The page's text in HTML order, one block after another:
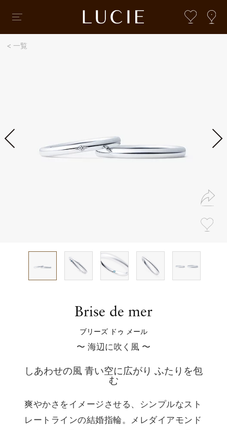
一覧
Brise de mer
ブリーズ ドゥ メール
〜 海辺に吹く風 〜
しあわせの風 青い空に広がり ふたりを包
む
爽やかさをイメージさせる、シンプルなスト
レートラインの結婚指輪。メレダイアモンド
婚約指輪・結婚指輪コレクション